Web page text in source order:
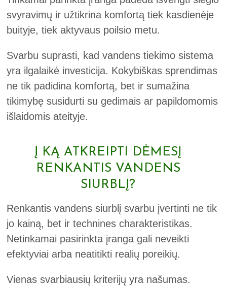
svyravimų ir užtikrina komfortą tiek kasdienėje
buityje, tiek aktyvaus poilsio metu.
Svarbu suprasti, kad vandens tiekimo sistema
yra ilgalaikė investicija. Kokybiškas sprendimas
ne tik padidina komfortą, bet ir sumažina
tikimybę susidurti su gedimais ar papildomomis
išlaidomis ateityje.
Į KĄ ATKREIPTI DĖMESĮ
RENKANTIS VANDENS
SIURBLĮ?
Renkantis vandens siurblį svarbu įvertinti ne tik
jo kainą, bet ir technines charakteristikas.
Netinkamai pasirinkta įranga gali neveikti
efektyviai arba neatitikti realių poreikių.
Vienas svarbiausių kriterijų yra našumas.